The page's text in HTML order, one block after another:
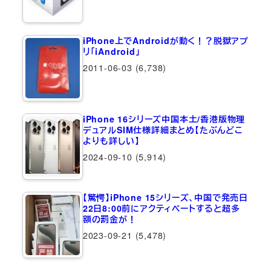
iPhone上でAndroidが動く！？脱獄アプ
リ「iAndroid」
2011-06-03 (6,738)
iPhone 16シリーズ中国本土/香港版物理
デュアルSIM仕様詳細まとめ【たぶんどこ
よりも詳しい】
2024-09-10 (5,914)
【驚愕】iPhone 15シリーズ、中国で発売日
22日8:00前にアクティベートすると超多
額の罰金が！
2023-09-21 (5,478)